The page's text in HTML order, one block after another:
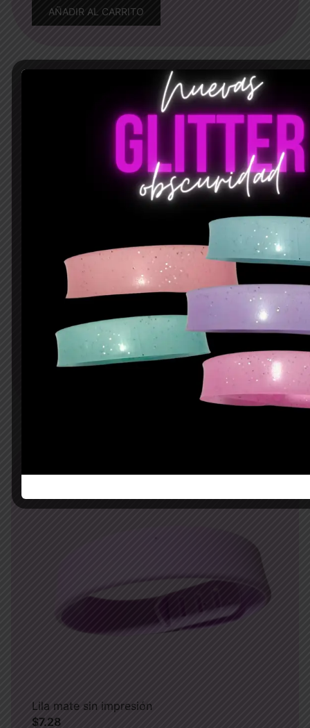
AÑADIR AL CARRITO
Obscuridad beige sin impresión
8.45
Lila mate sin impresión
$7.28